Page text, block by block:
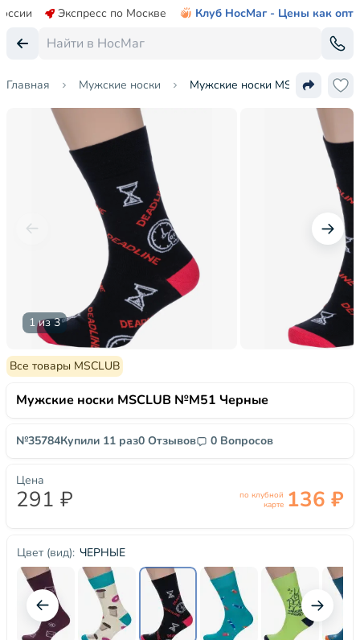
Экспресс по Москве Клуб НосМаг - Цены как опт
Главная Мужские носки Мужские носки MSCLUB №М51
1 из 3
Все товары MSCLUB
Мужские носки MSCLUB №М51 Черные
№35784Купили 11 раз0 Отзывов 0 Вопросов
Цвет (вид): ЧЕРНЫЕ
Цена
291 ₽
по клубной
карте 136 ₽